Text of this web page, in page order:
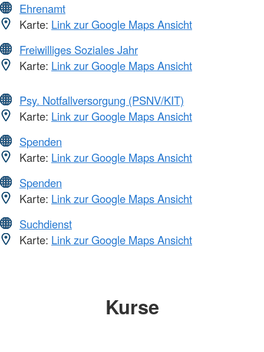
Ehrenamt
Karte: Link zur Google Maps Ansicht
Freiwilliges Soziales Jahr
Karte: Link zur Google Maps Ansicht
Psy. Notfallversorgung (PSNV/KIT)
Karte: Link zur Google Maps Ansicht
Spenden
Karte: Link zur Google Maps Ansicht
Spenden
Karte: Link zur Google Maps Ansicht
Suchdienst
Karte: Link zur Google Maps Ansicht
Kurse